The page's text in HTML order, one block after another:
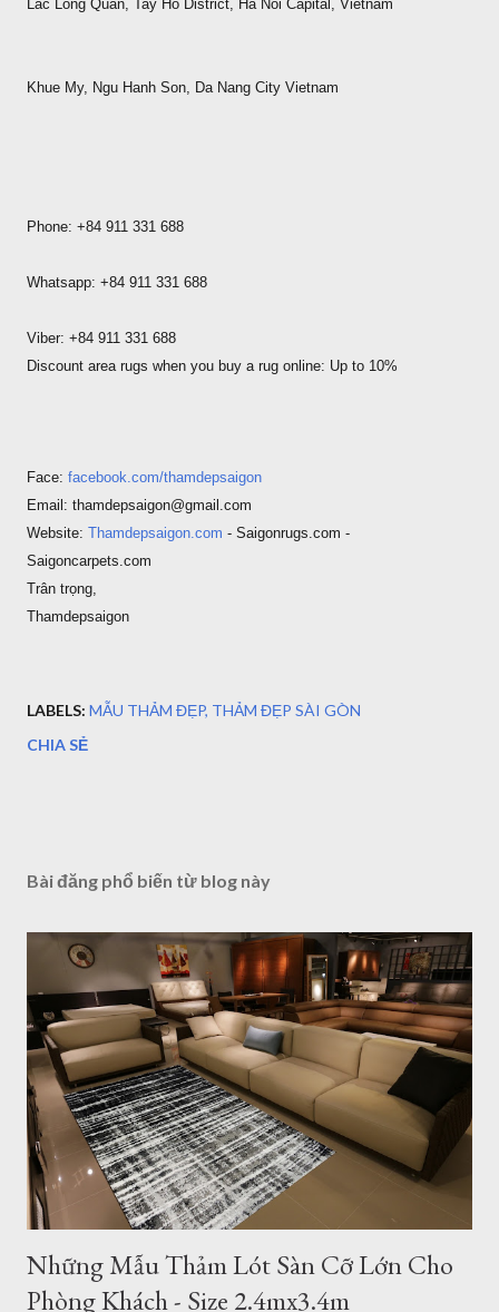
Lac Long Quan, Tay Ho District, Ha Noi Capital, Vietnam
Khue My, Ngu Hanh Son, Da Nang City Vietnam
Phone: +84 911 331 688
Whatsapp: +84 911 331 688
Viber: +84 911 331 688
Discount area rugs when you buy a rug online: Up to 10%
Face: facebook.com/thamdepsaigon
Email: thamdepsaigon@gmail.com
Website: Thamdepsaigon.com - Saigonrugs.com -
Saigoncarpets.com
Trân trọng,
Thamdepsaigon
LABELS: MẪU THẢM ĐẸP THẢM ĐẸP SÀI GÒN
CHIA SẺ
Bài đăng phổ biến từ blog này
Những Mẫu Thảm Lót Sàn Cỡ Lớn Cho
Phòng Khách - Size 2.4mx3.4m